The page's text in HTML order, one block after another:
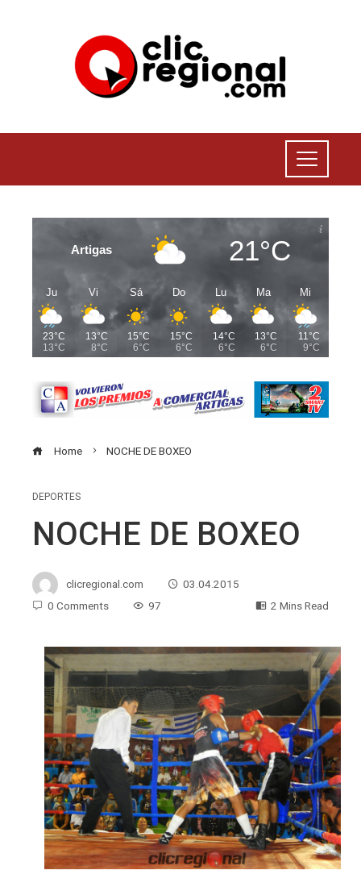
Artigas 21°C
Ju
23°C
13°C
Vi
13°C
8°C
Sá
15°C
6°C
Do
15°C
6°C
Lu
14°C
6°C
Ma
13°C
6°C
Mi
11°C
9°C
Home NOCHE DE BOXEO
DEPORTES
NOCHE DE BOXEO
clicregional.com
03.04.2015
0 Comments
97 2 Mins Read